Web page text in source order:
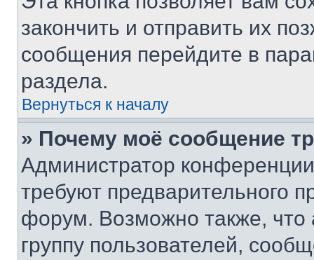
закончить и отправить их
сообщения перейдите в
раздела.
Вернуться к началу
» Почему моё сообщение
Администратор
требуют предварительного
форум. Возможно также, что
группу пользователей,